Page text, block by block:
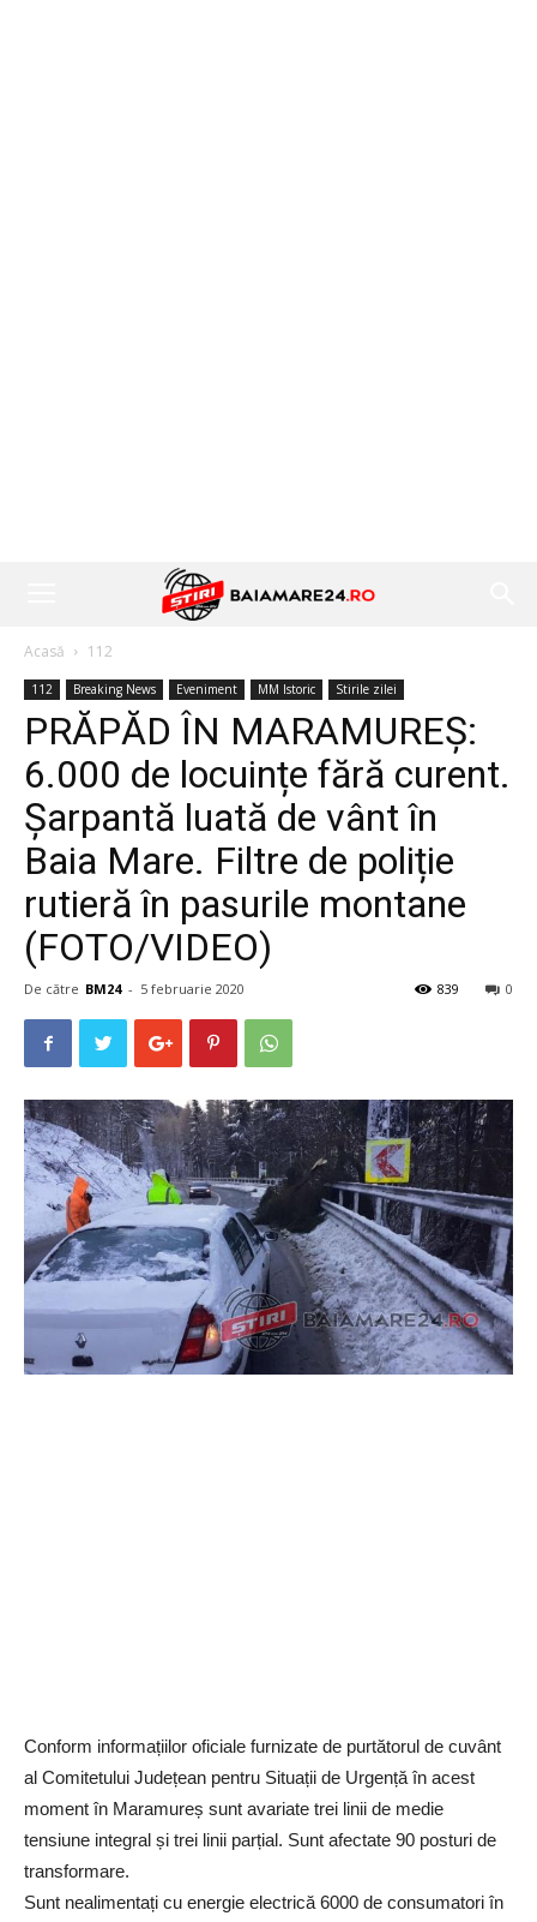
Acasă 112
112 Breaking News Eveniment MM Istoric Stirile zilei
PRĂPĂD ÎN MARAMUREȘ:
6.000 de locuințe fără curent.
Șarpantă luată de vânt în
Baia Mare. Filtre de poliție
rutieră în pasurile montane
(FOTO/VIDEO)
De către BM24 - 5 februarie 2020 0
839
Conform informațiilor oficiale furnizate de purtătorul de cuvânt
al Comitetului Județean pentru Situații de Urgență în acest
moment în Maramureș sunt avariate trei linii de medie
tensiune integral și trei linii parțial. Sunt afectate 90 posturi de
transformare.
Sunt nealimentați cu energie electrică 6000 de consumatori în